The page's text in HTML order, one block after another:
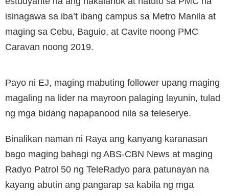
isinagawa sa iba’t ibang campus sa Metro Manila at
maging sa Cebu, Baguio, at Cavite noong PMC
Caravan noong 2019.
Payo ni EJ, maging mabuting follower upang maging
magaling na lider na mayroon palaging layunin, tulad
ng mga bidang napapanood nila sa teleserye.
Binalikan naman ni Raya ang kanyang karanasan
bago maging bahagi ng ABS-CBN News at maging
Radyo Patrol 50 ng TeleRadyo para patunayan na
kayang abutin ang pangarap sa kabila ng mga